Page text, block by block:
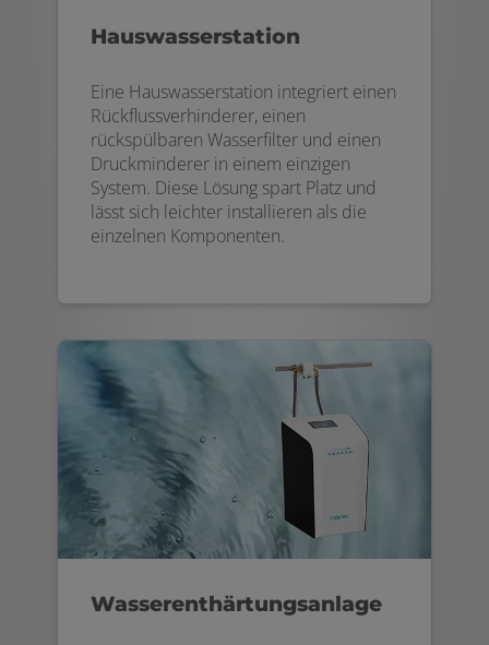
Hauswasserstation
Eine Hauswasserstation integriert einen
Rückflussverhinderer, einen
rückspülbaren Wasserfilter und einen
Druckminderer in einem einzigen
System. Diese Lösung spart Platz und
lässt sich leichter installieren als die
einzelnen Komponenten.
Wasserenthärtungsanlage